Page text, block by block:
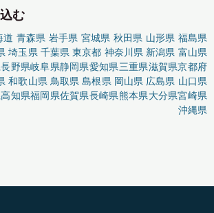
む
道 青森県 岩手県 宮城県 秋田県 山形県 福島県
埼玉県 千葉県 東京都 神奈川県 新潟県 富山県
長野県岐阜県静岡県愛知県三重県滋賀県京都府
和歌山県 鳥取県 島根県 岡山県 広島県 山口県
高知県福岡県佐賀県長崎県熊本県大分県宮崎県
沖縄県